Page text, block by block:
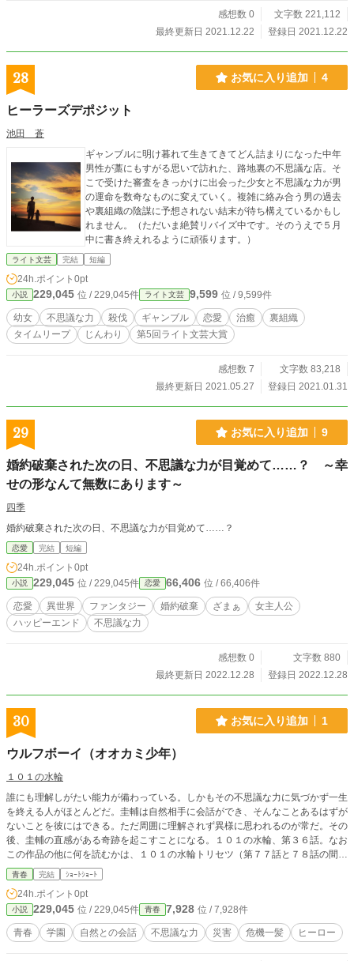
感想数 0
文字数 221,112
最終更新日 2021.12.22
登録日 2021.12.22
28 お気に入り追加 4
ヒーラーズデポジット
池田 蒼
ギャンブルに明け暮れて生きてきてどん詰まりになった中年
男性が藁にもすがる思いで訪れた、路地裏の不思議な店。そ
こで受けた審査をきっかけに出会った少女と不思議な力が男
の運命を数奇なものに変えていく。複雑に絡み合う男の過去
や裏組織の陰謀に予想されない結末が待ち構えているかもし
れません。（ただいま絶賛リバイズ中です。そのうえで５月
中に書き終えれるように頑張ります。）
ライト文芸 完結 短編
24h.ポイント 0pt
小説 229,045 位 / 229,045件 ライト文芸 9,599 位 / 9,599件
幼女 不思議な力 殺伐 ギャンブル 恋愛 治癒
裏組織
タイムリープ
じんわり 第5回ライト文芸大賞
感想数 7
文字数 83,218
最終更新日 2021.05.27
登録日 2021.01.31
29 お気に入り追加 9
婚約破棄された次の日、不思議な力が目覚めて……？ ～幸
せの形なんて無数にあります～
四季
婚約破棄された次の日、不思議な力が目覚めて……？
恋愛 完結 短編
24h.ポイント 0pt
小説 229,045 位 / 229,045件 恋愛 66,406 位 / 66,406件
恋愛 異世界 ファンタジー 婚約破棄 ざまぁ
女主人公
ハッピーエンド
不思議な力
感想数 0
文字数 880
最終更新日 2022.12.28
登録日 2022.12.28
30 お気に入り追加 1
ウルフボーイ（オオカミ少年）
１０１の水輪
誰にも理解しがたい能力が備わっている。しかもその不思議な力に気づかず一生
を終える人がほとんどだ。圭輔は自然相手に会話ができ、そんなことあるはずが
ないことを彼にはできる。ただ周囲に理解されず異様に思われるのが常だ。その
後、圭輔の直感がある奇跡を起こすことになる。１０１の水輪、第３６話。なお
この作品の他に何を読むかは、１０１の水輪トリセツ（第７７話と７８話の間に
掲載）でお探しください。
青春 完結 ｼｮｰﾄｼｮｰﾄ
24h.ポイント 0pt
小説 229,045 位 / 229,045件 青春 7,928 位 / 7,928件
青春 学園 自然との会話 不思議な力 災害 危機一髪 ヒーロー